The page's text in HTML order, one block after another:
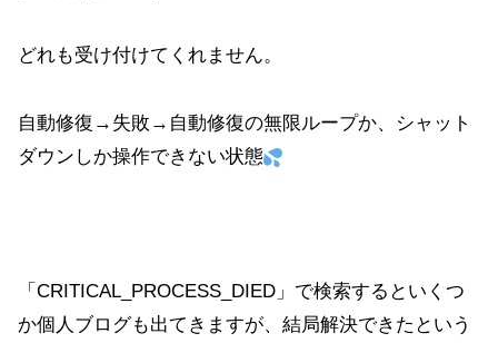
どれも受け付けてくれません。
自動修復→失敗→自動修復の無限ループか、シャット
ダウンしか操作できない状態
「CRITICAL_PROCESS_DIED」で検索するといくつ
か個人ブログも出てきますが、結局解決できたという